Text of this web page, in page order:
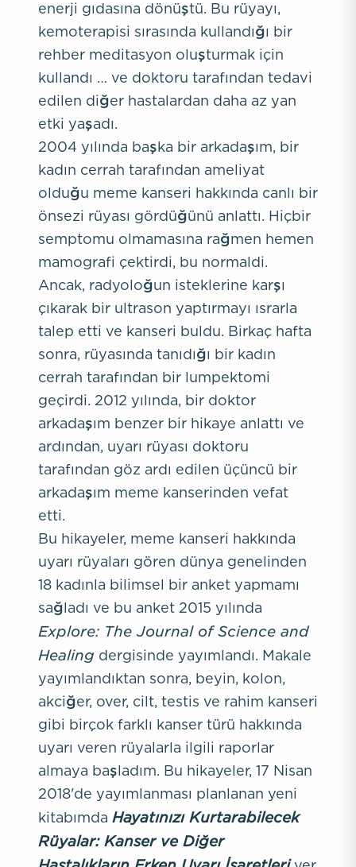
enerji gıdasına dönüştü. Bu rüyayı,
kemoterapisi sırasında kullandığı bir
rehber meditasyon oluşturmak için
kullandı … ve doktoru tarafından tedavi
edilen diğer hastalardan daha az yan
etki yaşadı.
2004 yılında başka bir arkadaşım, bir
kadın cerrah tarafından ameliyat
olduğu meme kanseri hakkında canlı bir
önsezi rüyası gördüğünü anlattı. Hiçbir
semptomu olmamasına rağmen hemen
mamografi çektirdi, bu normaldi.
Ancak, radyoloğun isteklerine karşı
çıkarak bir ultrason yaptırmayı ısrarla
talep etti ve kanseri buldu. Birkaç hafta
sonra, rüyasında tanıdığı bir kadın
cerrah tarafından bir lumpektomi
geçirdi. 2012 yılında, bir doktor
arkadaşım benzer bir hikaye anlattı ve
ardından, uyarı rüyası doktoru
tarafından göz ardı edilen üçüncü bir
arkadaşım meme kanserinden vefat
etti.
Bu hikayeler, meme kanseri hakkında
uyarı rüyaları gören dünya genelinden
18 kadınla bilimsel bir anket yapmamı
sağladı ve bu anket 2015 yılında
Explore: The Journal of Science and
Healing dergisinde yayımlandı. Makale
yayımlandıktan sonra, beyin, kolon,
akciğer, over, cilt, testis ve rahim kanseri
gibi birçok farklı kanser türü hakkında
uyarı veren rüyalarla ilgili raporlar
almaya başladım. Bu hikayeler, 17 Nisan
2018'de yayımlanması planlanan yeni
kitabımda Hayatınızı Kurtarabilecek
Rüyalar: Kanser ve Diğer